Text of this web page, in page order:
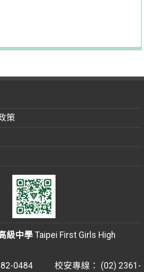
策
級中學Taipei First Girls High
0484 校安專線： (02) 2361-